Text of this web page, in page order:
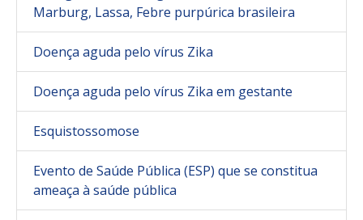
Marburg, Lassa, Febre purpúrica brasileira
Doença aguda pelo vírus Zika
Doença aguda pelo vírus Zika em gestante
Esquistossomose
Evento de Saúde Pública (ESP) que se constitua
ameaça à saúde pública